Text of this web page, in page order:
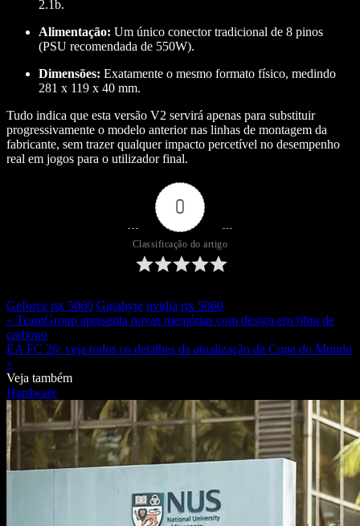
2.1b.
Alimentação: Um único conector tradicional de 8 pinos
(PSU recomendada de 550W).
Dimensões: Exatamente o mesmo formato físico, medindo
281 x 119 x 40 mm.
Tudo indica que esta versão V2 servirá apenas para substituir
progressivamente o modelo anterior nas linhas de montagem da
fabricante, sem trazer qualquer impacto percetível no desempenho
real em jogos para o utilizador final.
0
Classificação do artigo
Geforce rtx 5060 Gigabyte nvidia rtx 5060
« TeamGroup apresenta novas memórias com design em fibra de
carbono
EA FC 26: veja todos os detalhes da atualização da Copa do Mundo
»
Veja também
Hardware